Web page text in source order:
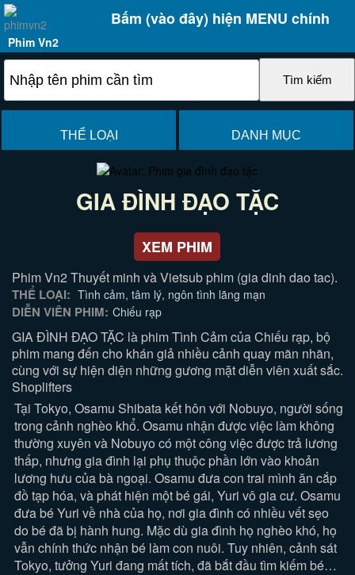
Bấm (vào đây) hiện MENU chính
Phim Vn2
THỂ LOẠI DANH MỤC
GIA ĐÌNH ĐẠO TẶC
XEM PHIM
Phim Vn2 Thuyết minh và Vietsub phim (gia dinh dao tac).
THỂ LOẠI: Tình cảm, tâm lý, ngôn tình lãng mạn
DIỄN VIÊN PHIM: Chiếu rạp
GIA ĐÌNH ĐẠO TẶC là phim Tình Cảm của Chiếu rạp, bộ
phim mang đến cho khán giả nhiều cảnh quay mãn nhãn,
cùng với sự hiện diện những gương mặt diễn viên xuất sắc.
Shoplifters
Tại Tokyo, Osamu Shibata kết hôn với Nobuyo, người sống
trong cảnh nghèo khổ. Osamu nhận được việc làm không
thường xuyên và Nobuyo có một công việc được trả lương
thấp, nhưng gia đình lại phụ thuộc phần lớn vào khoản
lương hưu của bà ngoại. Osamu đưa con trai mình ăn cắp
đồ tạp hóa, và phát hiện một bé gái, Yuri vô gia cư. Osamu
đưa bé Yuri về nhà của họ, nơi gia đình có nhiều vết sẹo
do bé đã bị hành hung. Mặc dù gia đình họ nghèo khó, họ
vẫn chính thức nhận bé làm con nuôi. Tuy nhiên, cảnh sát
Tokyo, tưởng Yuri đang mất tích, đã bắt đầu tìm kiếm bé…